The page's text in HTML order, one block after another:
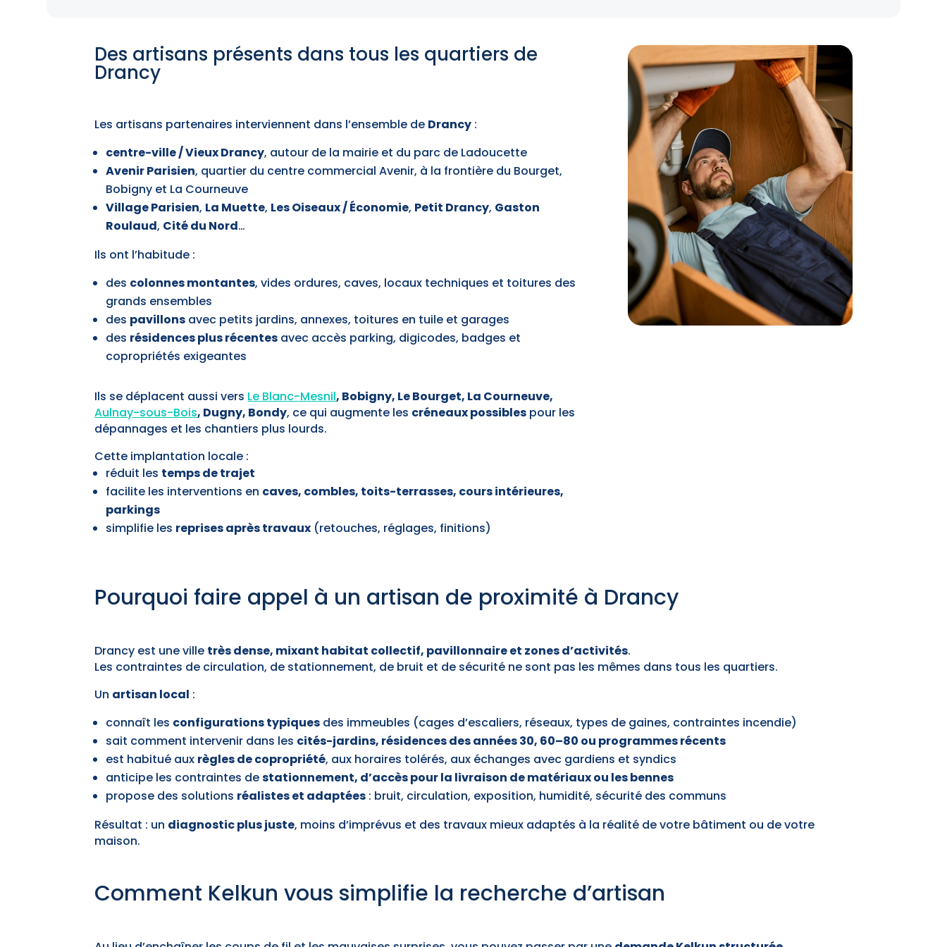
Des artisans présents dans tous les quartiers de
Drancy
Les artisans partenaires interviennent dans l’ensemble de Drancy :
centre-ville / Vieux Drancy, autour de la mairie et du parc de Ladoucette
Avenir Parisien, quartier du centre commercial Avenir, à la frontière du Bourget,
Bobigny et La Courneuve
Village Parisien, La Muette, Les Oiseaux / Économie, Petit Drancy, Gaston
Roulaud, Cité du Nord…
Ils ont l’habitude :
des colonnes montantes, vides ordures, caves, locaux techniques et toitures des
grands ensembles
des pavillons avec petits jardins, annexes, toitures en tuile et garages
des résidences plus récentes avec accès parking, digicodes, badges et
copropriétés exigeantes
Ils se déplacent aussi vers Le Blanc-Mesnil, Bobigny, Le Bourget, La Courneuve,
Aulnay-sous-Bois, Dugny, Bondy, ce qui augmente les créneaux possibles pour les
dépannages et les chantiers plus lourds.
Cette implantation locale :
réduit les temps de trajet
facilite les interventions en caves, combles, toits-terrasses, cours intérieures,
parkings
simplifie les reprises après travaux (retouches, réglages, finitions)
Pourquoi faire appel à un artisan de proximité à Drancy
Drancy est une ville très dense, mixant habitat collectif, pavillonnaire et zones d’activités.
Les contraintes de circulation, de stationnement, de bruit et de sécurité ne sont pas les mêmes dans tous les quartiers.
Un artisan local :
connaît les configurations typiques des immeubles (cages d’escaliers, réseaux, types de gaines, contraintes incendie)
sait comment intervenir dans les cités-jardins, résidences des années 30, 60–80 ou programmes récents
est habitué aux règles de copropriété, aux horaires tolérés, aux échanges avec gardiens et syndics
anticipe les contraintes destationnement, d’accès pour la livraison de matériaux ou les bennes
propose des solutions réalistes et adaptées : bruit, circulation, exposition, humidité, sécurité des communs
Résultat : un diagnostic plus juste, moins d’imprévus et des travaux mieux adaptés à la réalité de votre bâtiment ou de votre
maison.
Comment Kelkun vous simplifie la recherche d’artisan